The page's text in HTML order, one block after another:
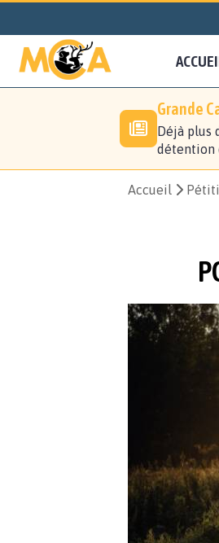
Grande
Déjà plus
détention
Accueil